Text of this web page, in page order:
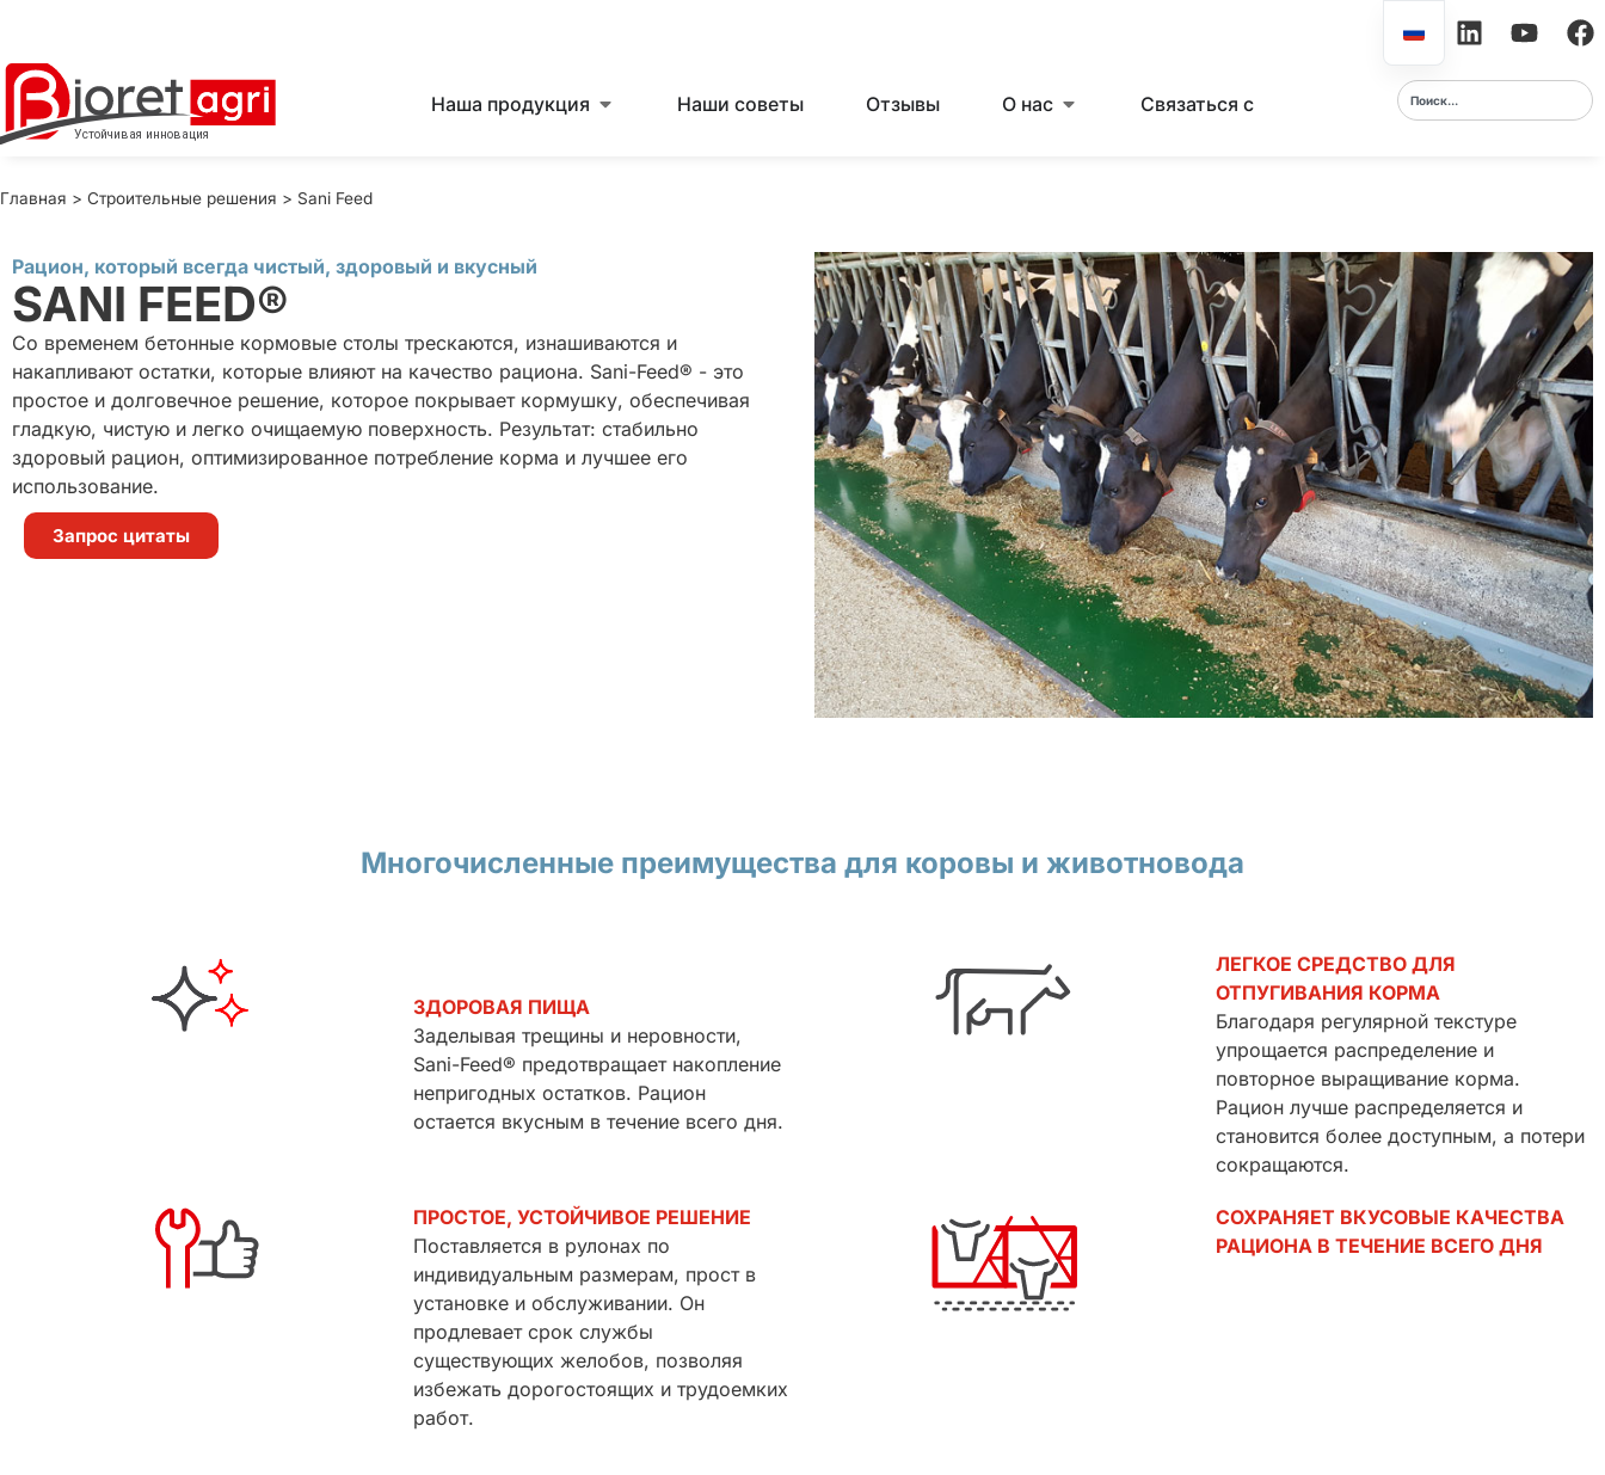
Наша продукция Наши советы Отзывы О нас Связаться с
Главная > Строительные решения > Sani Feed
Рацион, который всегда чистый, здоровый и вкусный
SANI FEED®
Со временем бетонные кормовые столы трескаются, изнашиваются и
накапливают остатки, которые влияют на качество рациона. Sani-Feed® - это
простое и долговечное решение, которое покрывает кормушку, обеспечивая
гладкую, чистую и легко очищаемую поверхность. Результат: стабильно
здоровый рацион, оптимизированное потребление корма и лучшее его
использование.
Запрос цитаты
Многочисленные преимущества для коровы и животновода
ЗДОРОВАЯ ПИЩА
Заделывая трещины и неровности,
Sani-Feed® предотвращает накопление
непригодных остатков. Рацион
остается вкусным в течение всего дня.
ЛЕГКОЕ СРЕДСТВО ДЛЯ
ОТПУГИВАНИЯ КОРМА
Благодаря регулярной текстуре
упрощается распределение и
повторное выращивание корма.
Рацион лучше распределяется и
становится более доступным, а потери
сокращаются.
ПРОСТОЕ, УСТОЙЧИВОЕ РЕШЕНИЕ
Поставляется в рулонах по
индивидуальным размерам, прост в
установке и обслуживании. Он
продлевает срок службы
существующих желобов, позволяя
избежать дорогостоящих и трудоемких
работ.
СОХРАНЯЕТ ВКУСОВЫЕ КАЧЕСТВА
РАЦИОНА В ТЕЧЕНИЕ ВСЕГО ДНЯ